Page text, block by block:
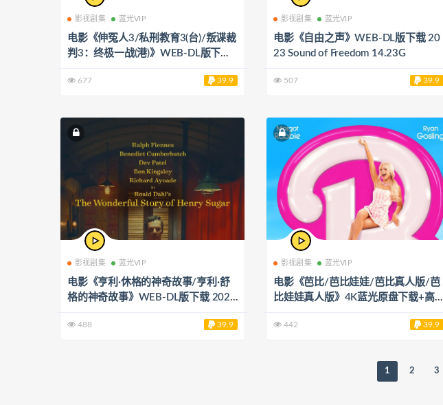
影视剧集 蓝光VIP
电影《伸冤人3/私刑教育3(台)/叛谍裁
判3：终极一战(港)》WEB-DL版下载
677 39.9
影视剧集 蓝光VIP
电影《自由之声》WEB-DL版下载 20
23 Sound of Freedom 14.23G
507 39.9
影视剧集 蓝光VIP
电影《亨利·休格的神奇故事/亨利·舒
格的神奇故事》WEB-DL版下载 2023
5.83G
488 39.9
影视剧集 蓝光VIP
电影《芭比/芭比娃娃/芭比真人版/芭
比娃娃真人版》4K蓝光原盘下载+高
442 39.9
1 2 3